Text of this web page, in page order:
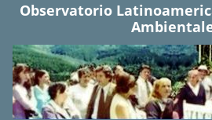
Observatorio